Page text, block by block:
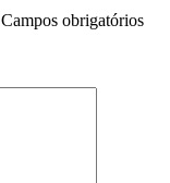
Campos obrigatórios